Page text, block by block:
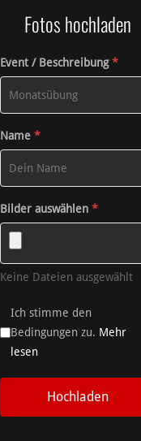
Fotos hochladen
Event / Beschreibung*
Name *
Bilder auswählen *
Keine Dateien ausgewählt
Ich stimme den
Bedingungen zu. Mehr
lesen
Hochladen